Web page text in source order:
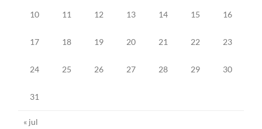
10 11 12 13 14 15 16
17 18 19 20 21 22 23
24 25 26 27 28 29 30
31
« jul